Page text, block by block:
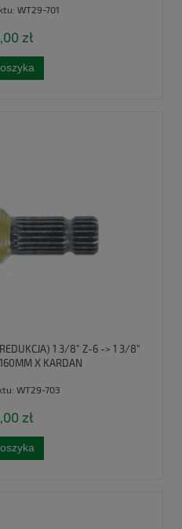
WT29-701
zł
1 3/8" Z-6 -> 1 3/8"
X KARDAN
WT29-703
zł